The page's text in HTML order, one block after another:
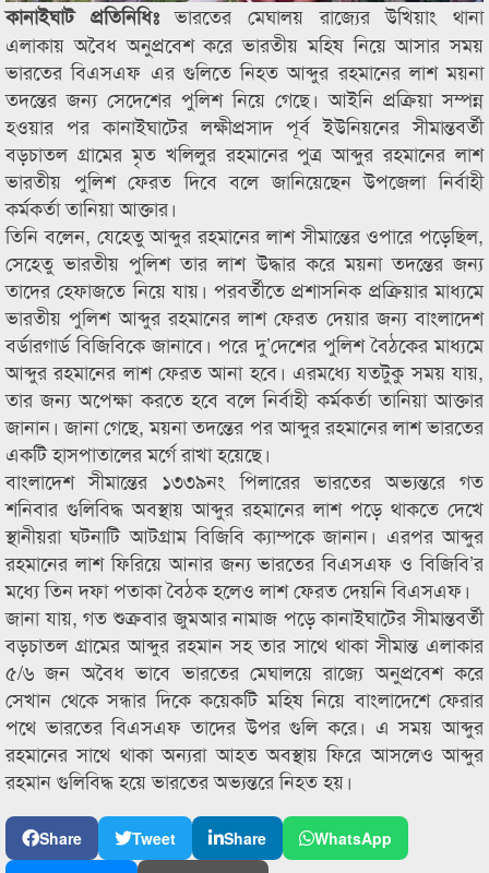
কানাইঘাট প্রতিনিধিঃভারতের মেঘালয় রাজ্যের উখিয়াং থানা
এলাকায় অবৈধ অনুপ্রবেশ করে ভারতীয় মহিষ নিয়ে আসার সময়
ভারতের বিএসএফ এর গুলিতে নিহত আব্দুর রহমানের লাশ ময়না
তদন্তের জন্য সেদেশের পুলিশ নিয়ে গেছে। আইনি প্রক্রিয়া সম্পন্ন
হওয়ার পর কানাইঘাটের লক্ষীপ্রসাদ পূর্ব ইউনিয়নের সীমান্তবর্তী
বড়চাতল গ্রামের মৃত খলিলুর রহমানের পুত্র আব্দুর রহমানের লাশ
ভারতীয় পুলিশ ফেরত দিবে বলে জানিয়েছেন উপজেলা নির্বাহী
কর্মকর্তা তানিয়া আক্তার।
তিনি বলেন, যেহেতু আব্দুর রহমানের লাশ সীমান্তের ওপারে পড়েছিল,
সেহেতু ভারতীয় পুলিশ তার লাশ উদ্ধার করে ময়না তদন্তের জন্য
তাদের হেফাজতে নিয়ে যায়। পরবর্তীতে প্রশাসনিক প্রক্রিয়ার মাধ্যমে
ভারতীয় পুলিশ আব্দুর রহমানের লাশ ফেরত দেয়ার জন্য বাংলাদেশ
বর্ডারগার্ড বিজিবিকে জানাবে। পরে দু’দেশের পুলিশ বৈঠকের মাধ্যমে
আব্দুর রহমানের লাশ ফেরত আনা হবে। এরমধ্যে যতটুকু সময় যায়,
তার জন্য অপেক্ষা করতে হবে বলে নির্বাহী কর্মকর্তা তানিয়া আক্তার
জানান। জানা গেছে, ময়না তদন্তের পর আব্দুর রহমানের লাশ ভারতের
একটি হাসপাতালের মর্গে রাখা হয়েছে।
বাংলাদেশ সীমান্তের ১৩৩৯নং পিলারের ভারতের অভ্যন্তরে গত
শনিবার গুলিবিদ্ধ অবস্থায় আব্দুর রহমানের লাশ পড়ে থাকতে দেখে
স্থানীয়রা ঘটনাটি আটগ্রাম বিজিবি ক্যাম্পকে জানান। এরপর আব্দুর
রহমানের লাশ ফিরিয়ে আনার জন্য ভারতের বিএসএফ ও বিজিবি’র
মধ্যে তিন দফা পতাকা বৈঠক হলেও লাশ ফেরত দেয়নি বিএসএফ।
জানা যায়, গত শুক্রবার জুমআর নামাজ পড়ে কানাইঘাটের সীমান্তবর্তী
বড়চাতল গ্রামের আব্দুর রহমান সহ তার সাথে থাকা সীমান্ত এলাকার
৫/৬ জন অবৈধ ভাবে ভারতের মেঘালয়ে রাজ্যে অনুপ্রবেশ করে
সেখান থেকে সন্ধার দিকে কয়েকটি মহিষ নিয়ে বাংলাদেশে ফেরার
পথে ভারতের বিএসএফ তাদের উপর গুলি করে। এ সময় আব্দুর
রহমানের সাথে থাকা অন্যরা আহত অবস্থায় ফিরে আসলেও আব্দুর
রহমান গুলিবিদ্ধ হয়ে ভারতের অভ্যন্তরে নিহত হয়।
Share Tweet Share
WhatsApp